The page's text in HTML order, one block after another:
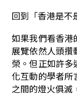
回到「香港是不
如果我們看香港
展覽依然人頭
榮。但正如許
化互動的學者所
之間的燈火俱滅